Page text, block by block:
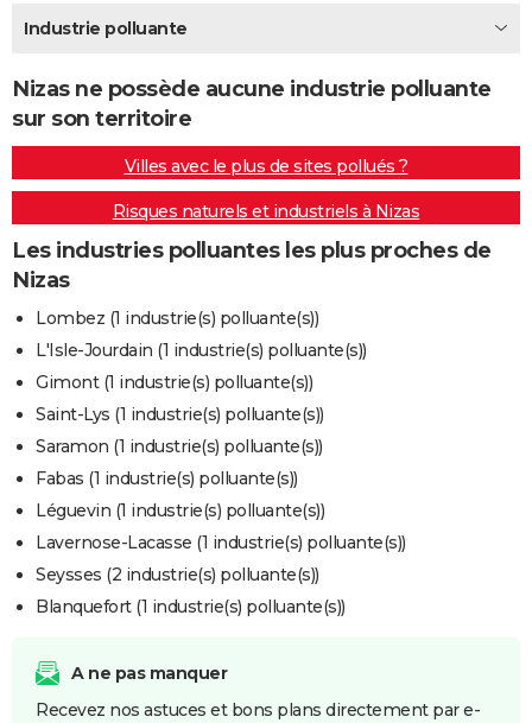
Destinations
City break
Voyage nature
Voyage de noces
Forum
Climat
+PHOTO
GUIDES D'ACHAT
BONS PLANS
CARTE DE VOEUX
Carte de Noël
Carte Bonne année
Carte Saint-Valentin
Carte d'anniversaire
DICTIONNAIRE
Dictionnaire
Biographies
Citations
Expressions
Proverbes
PROGRAMME TV
COPAINS D'AVANT
S'inscrire
Se connecter
Lycées
Collèges
Primaires
Universités
Entreprises
Service militaire
Avis de recherche
FORUM
Bricolage
Lifestyle
Culture
Sport
Auto
Television
Voyage
Cinema
Industrie polluante
Nizas ne possède aucune industrie polluante
sur son territoire
Villes avec le plus de sites pollués ?
Risques naturels et industriels à Nizas
Les industries polluantes les plus proches de
Nizas
Lombez (1 industrie(s) polluante(s))
L'Isle-Jourdain (1 industrie(s) polluante(s))
Gimont (1 industrie(s) polluante(s))
Saint-Lys (1 industrie(s) polluante(s))
Saramon (1 industrie(s) polluante(s))
Fabas (1 industrie(s) polluante(s))
Léguevin (1 industrie(s) polluante(s))
Lavernose-Lacasse (1 industrie(s) polluante(s))
Seysses (2 industrie(s) polluante(s))
Blanquefort (1 industrie(s) polluante(s))
A ne pas manquer
Recevez nos astuces et bons plans directement par e-